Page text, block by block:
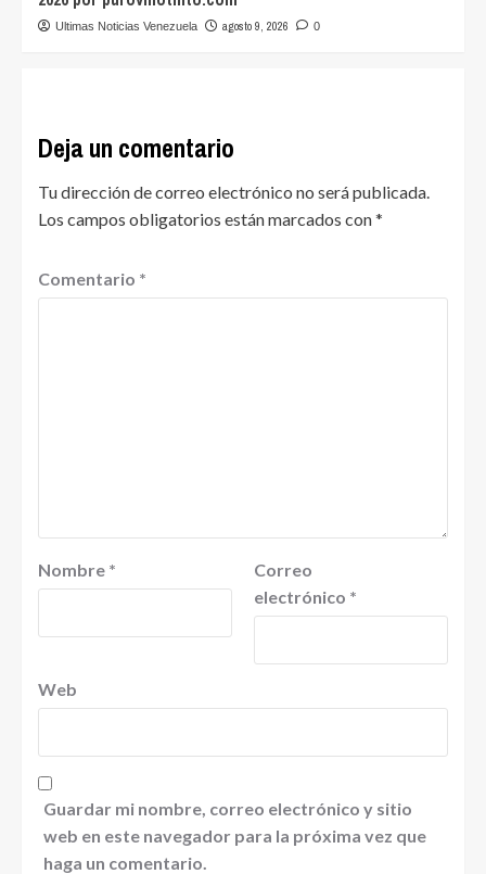
Ultimas Noticias Venezuela agosto 9, 2026 0
Deja un comentario
Tu dirección de correo electrónico no será publicada.
Los campos obligatorios están marcados con*
Comentario *
Nombre *
Correo
electrónico *
Web
Guardar mi nombre, correo electrónico y sitio
web en este navegador para la próxima vez que
haga un comentario.